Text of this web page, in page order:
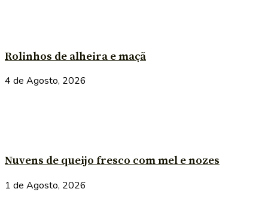
Rolinhos de alheira e maçã
4 de Agosto, 2026
Nuvens de queijo fresco com mel e nozes
1 de Agosto, 2026